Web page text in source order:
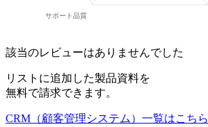
該当のレビューはありませんでした
リストに追加した製品資料を
無料で請求できます。
CRM（顧客管理システム） 一覧はこちら